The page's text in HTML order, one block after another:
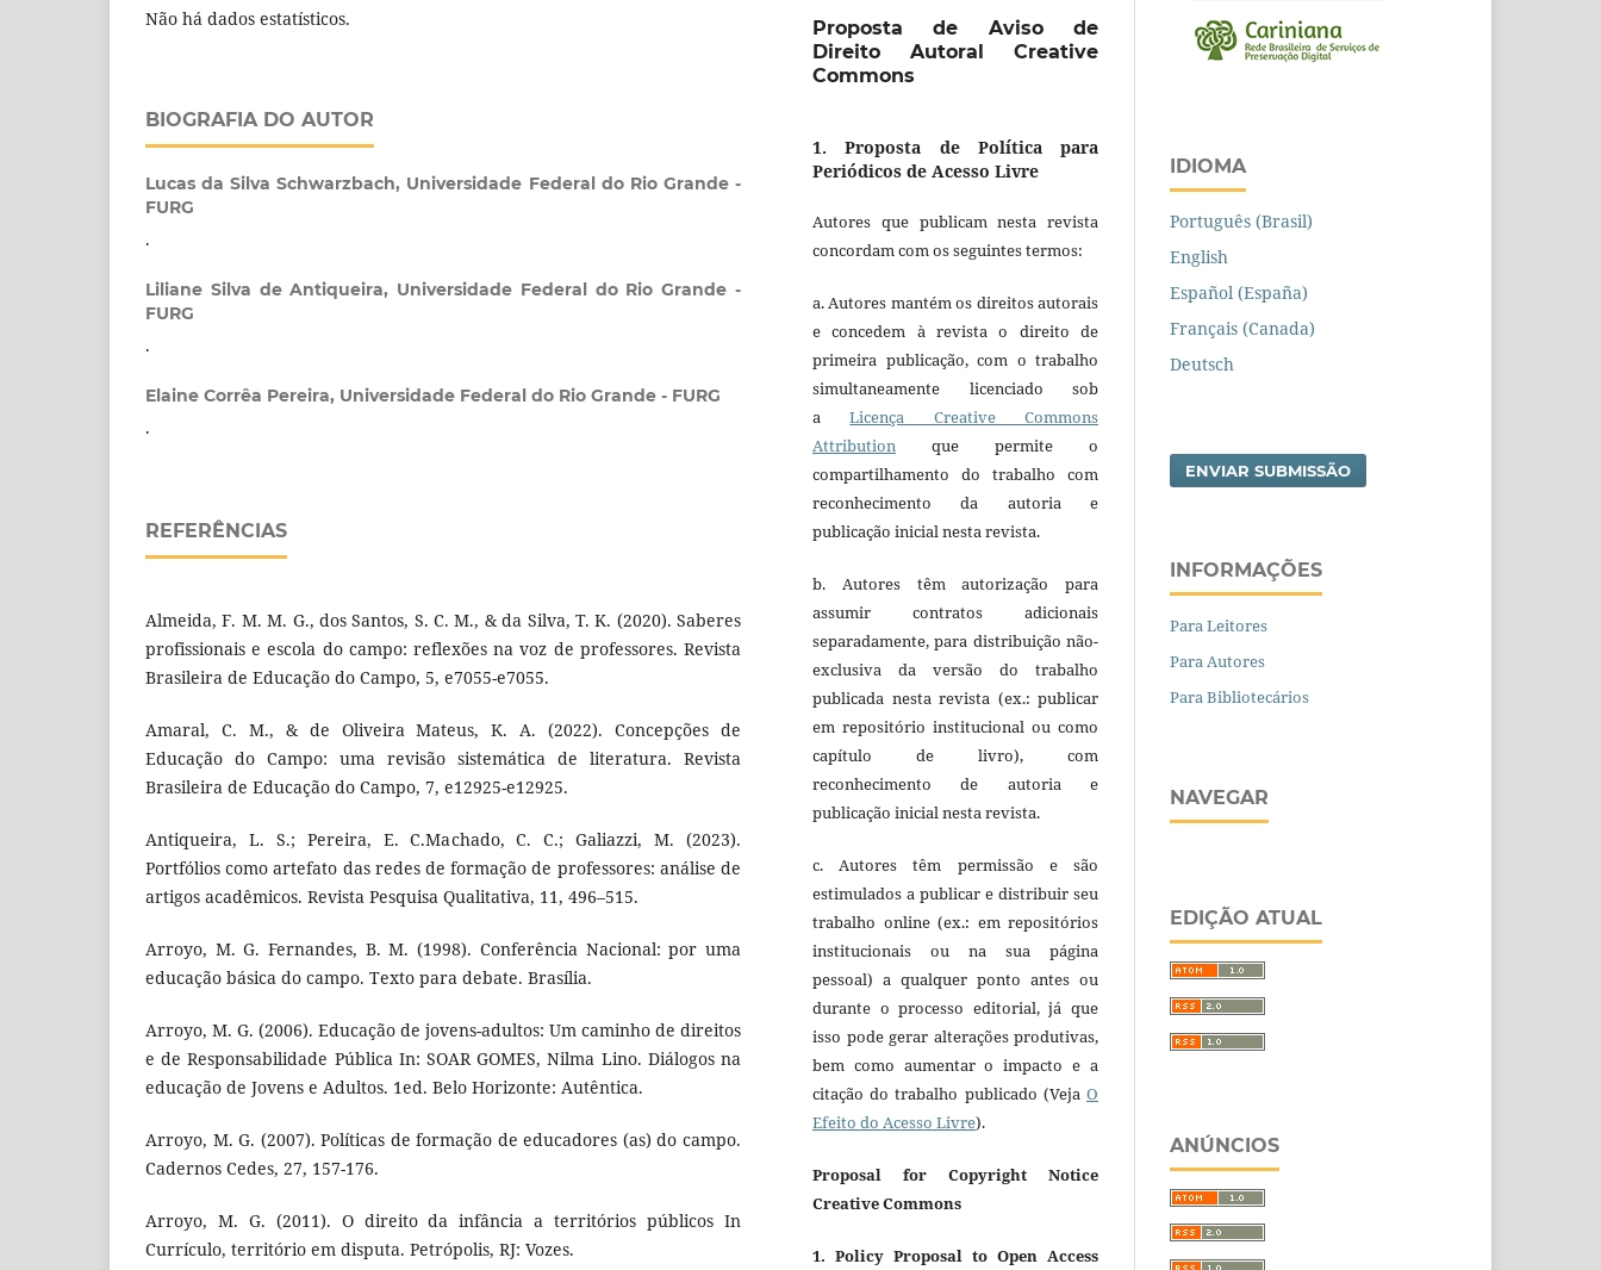
Não há dados estatísticos.
BIOGRAFIA DO AUTOR
Lucas da Silva Schwarzbach, Universidade Federal do Rio Grande -
FURG
.
Liliane Silva de Antiqueira, Universidade Federal do Rio Grande -
FURG
.
Elaine Corrêa Pereira, Universidade Federal do Rio Grande - FURG
.
REFERÊNCIAS
Almeida, F. M. M. G., dos Santos, S. C. M., & da Silva, T. K. (2020). Saberes
profissionais e escola do campo: reflexões na voz de professores. Revista
Brasileira de Educação do Campo, 5, e7055-e7055.
Amaral, C. M., & de Oliveira Mateus, K. A. (2022). Concepções de
Educação do Campo: uma revisão sistemática de literatura. Revista
Brasileira de Educação do Campo, 7, e12925-e12925.
Antiqueira, L. S.; Pereira, E. C.Machado, C. C.; Galiazzi, M. (2023).
Portfólios como artefato das redes de formação de professores: análise de
artigos acadêmicos. Revista Pesquisa Qualitativa, 11, 496–515.
Arroyo, M. G. Fernandes, B. M. (1998). Conferência Nacional: por uma
educação básica do campo. Texto para debate. Brasília.
Arroyo, M. G. (2006). Educação de jovens-adultos: Um caminho de direitos
e de Responsabilidade Pública In: SOAR GOMES, Nilma Lino. Diálogos na
educação de Jovens e Adultos. 1ed. Belo Horizonte: Autêntica.
Arroyo, M. G. (2007). Políticas de formação de educadores (as) do campo.
Cadernos Cedes, 27, 157-176.
Arroyo, M. G. (2011). O direito da infância a territórios públicos In
Currículo, território em disputa. Petrópolis, RJ: Vozes.
Proposta de Aviso de
Direito Autoral Creative
Commons
1. Proposta de Política para
Periódicos de Acesso Livre
Autores que publicam nesta revista
concordam com os seguintes termos:
a. Autores mantém os direitos autorais
e concedem à revista o direito de
primeira publicação, com o trabalho
simultaneamente licenciado sob
aLicença Creative Commons
Attribution que permite o
compartilhamento do trabalho com
reconhecimento da autoria e
publicação inicial nesta revista.
b. Autores têm autorização para
assumir contratos adicionais
separadamente, para distribuição não-
exclusiva da versão do trabalho
publicada nesta revista (ex.: publicar
em repositório institucional ou como
capítulo de livro), com
reconhecimento de autoria e
publicação inicial nesta revista.
c. Autores têm permissão e são
estimulados a publicar e distribuir seu
trabalho online (ex.: em repositórios
institucionais ou na sua página
pessoal) a qualquer ponto antes ou
durante o processo editorial, já que
isso pode gerar alterações produtivas,
bem como aumentar o impacto e a
citação do trabalho publicado (Veja O
Efeito do Acesso Livre).
Proposal for Copyright Notice
Creative Commons
1. Policy Proposal to Open Access
IDIOMA
Português (Brasil)
English
Español (España)
Français (Canada)
Deutsch
ENVIAR SUBMISSÃO
INFORMAÇÕES
Para Leitores
Para Autores
Para Bibliotecários
NAVEGAR
EDIÇÃO ATUAL
ANÚNCIOS